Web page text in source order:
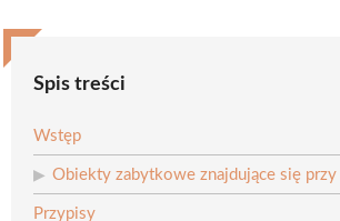
Spis treści
Wstęp
Obiekty zabytkowe znajdujące się
Przypisy